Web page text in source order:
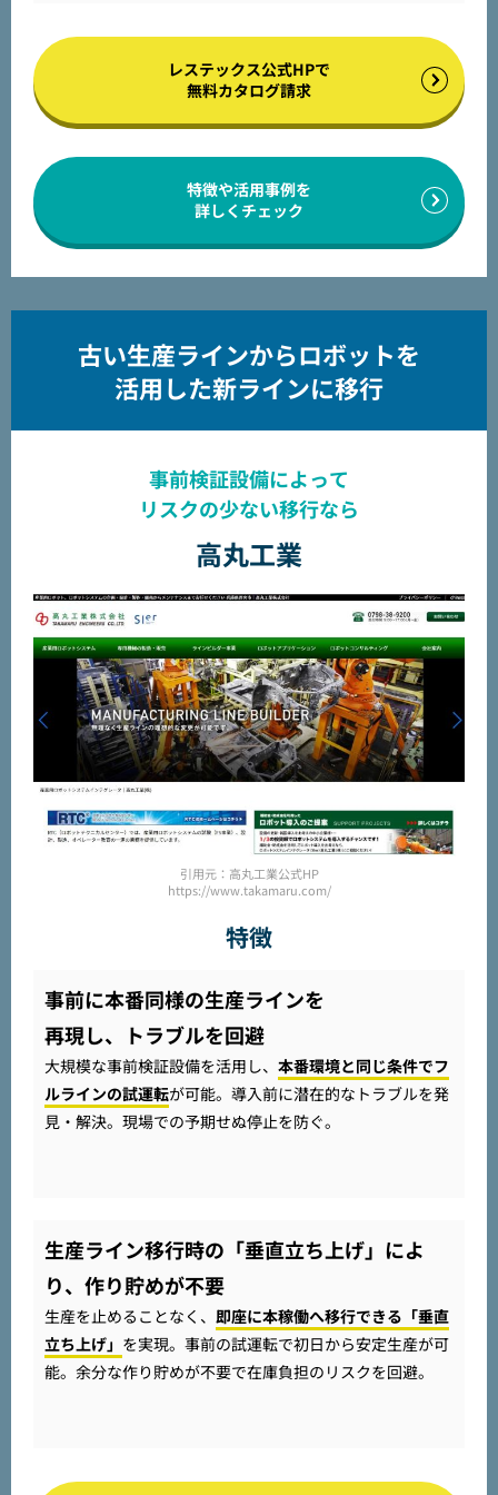
レステックス公式HPで
無料カタログ請求
特徴や活用事例を
詳しくチェック
古い生産ラインからロボットを
活用した新ラインに移行
事前検証設備によって
リスクの少ない移行なら
高丸工業
引用元：高丸工業公式HP
https://www.takamaru.com/
特徴
事前に本番同様の生産ラインを
再現し、トラブルを回避
大規模な事前検証設備を活用し、 本番環境と同じ条件でフ
ルラインの試運転が可能。導入前に潜在的なトラブルを発
見・解決。現場での予期せぬ停止を防ぐ。
生産ライン移行時の「垂直立ち上げ」によ
り、作り貯めが不要
生産を止めることなく、 即座に本稼働へ移行できる「垂直
立ち上げ」 を実現。事前の試運転で初日から安定生産が可
能。余分な作り貯めが不要で在庫負担のリスクを回避。